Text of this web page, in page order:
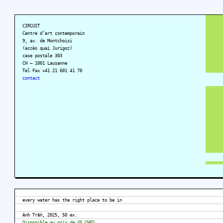
CIRCUIT
Centre d’art contemporain
9, av. de Montchoisi
(accès quai Jurigoz)
case postale 303
CH – 1001 Lausanne
Tel Fax +41 21 601 41 70
contact
every water has the right place to be in
Anh Trần, 2025, 50 ex.